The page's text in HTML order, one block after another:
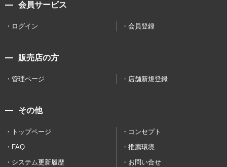
会員サービス
ログイン 会員登録
販売店の方
管理ページ 店舗新規登録
その他
トップページ
コンセプト
FAQ
推薦環境
システム更新履歴
お問い合せ